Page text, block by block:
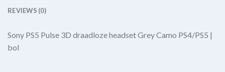
REVIEWS (0)
Sony PS5 Pulse 3D draadloze headset Grey Camo PS4/PS5 |
bol